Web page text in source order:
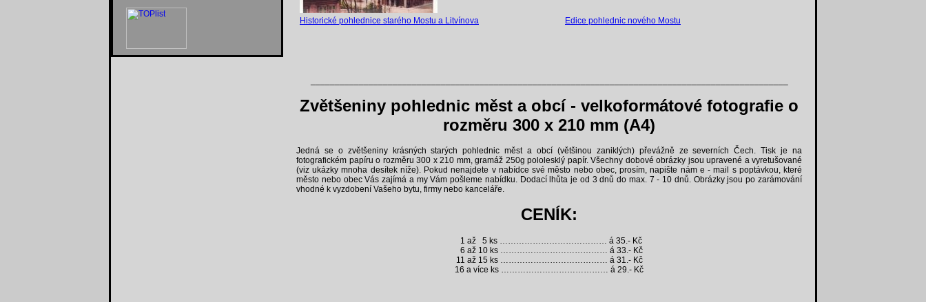
Historické pohlednice starého Mostu a Litvínova Edice pohlednic nového Mostu
Zvětšeniny pohlednic měst a obcí - velkoformátové fotografie o
rozměru 300 x 210 mm (A4)
Jedná se o zvětšeniny krásných starých pohlednic měst a obcí (většinou zaniklých) převážně ze severních Čech. Tisk je na
fotografickém papíru o rozměru 300 x 210 mm, gramáž 250g pololesklý papír. Všechny dobové obrázky jsou upravené a vyretušované
(viz ukázky mnoha desítek níže). Pokud nenajdete v nabídce své město nebo obec, prosím, napište nám e - mail s poptávkou, které
město nebo obec Vás zajímá a my Vám pošleme nabídku. Dodací lhůta je od 3 dnů do max. 7 - 10 dnů. Obrázky jsou po zarámování
vhodné k vyzdobení Vašeho bytu, firmy nebo kanceláře.
CENÍK:
1 až 5 ks ………………………………… á 35.- Kč
6 až 10 ks ………………………………… á 33.- Kč
11 až 15 ks ………………………………… á 31.- Kč
16 a více ks ………………………………… á 29.- Kč